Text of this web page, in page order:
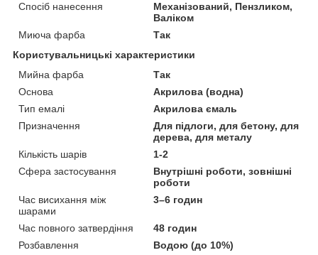
Спосіб нанесення
Механізований, Пензликом,
Валіком
Миюча фарба
Так
Користувальницькі характеристики
Мийна фарба
Так
Основа
Акрилова (водна)
Тип емалі
Акрилова ємаль
Призначення
Для підлоги, для бетону, для
дерева, для металу
Кількість шарів
1-2
Сфера застосування
Внутрішні роботи, зовнішні
роботи
Час висихання між
шарами
3–6 годин
Час повного затвердіння
48 годин
Розбавлення
Водою (до 10%)